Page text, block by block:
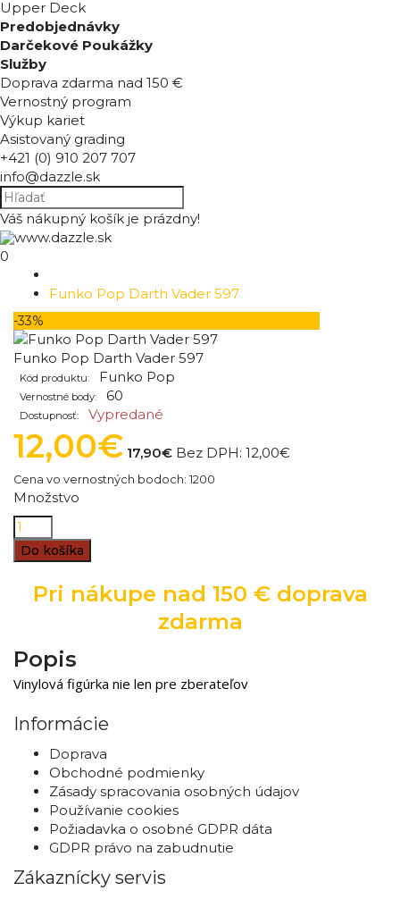
Upper Deck
Predobjednávky
Darčekové Poukážky
Služby
Doprava zdarma nad 150 €
Vernostný program
Výkup kariet
Asistovaný grading
+421 (0) 910 207 707
info@dazzle.sk
Váš nákupný košík je prázdny!
0
Funko Pop Darth Vader 597
-33%
Funko Pop Darth Vader 597
Kód produktu: Funko Pop
Vernostné body: 60
Dostupnosť: Vypredané
12,00€ 17,90€ Bez DPH: 12,00€
Cena vo vernostných bodoch: 1200
Množstvo
Do košíka
Pri nákupe nad 150 € doprava
zdarma
Popis
Vinylová figúrka nie len pre zberateľov
Informácie
Doprava
Obchodné podmienky
Zásady spracovania osobných údajov
Používanie cookies
Požiadavka o osobné GDPR dáta
GDPR právo na zabudnutie
Zákaznícky servis